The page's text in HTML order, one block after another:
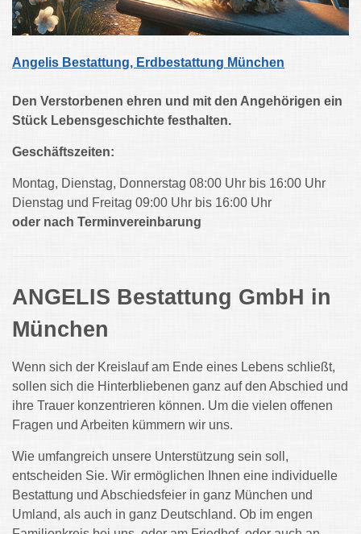
Angelis Bestattung, Erdbestattung München
Den Verstorbenen ehren und mit den Angehörigen ein
Stück Lebensgeschichte festhalten.
Geschäftszeiten:
Montag, Dienstag, Donnerstag 08:00 Uhr bis 16:00 Uhr
Dienstag und Freitag 09:00 Uhr bis 16:00 Uhr
oder nach Terminvereinbarung
ANGELIS Bestattung GmbH in
München
Wenn sich der Kreislauf am Ende eines Lebens schließt,
sollen sich die Hinterbliebenen ganz auf den Abschied und
ihre Trauer konzentrieren können. Um die vielen offenen
Fragen und Arbeiten kümmern wir uns.
Wie umfangreich unsere Unterstützung sein soll,
entscheiden Sie. Wir ermöglichen Ihnen eine individuelle
Bestattung und Abschiedsfeier in ganz München und
Umland, als auch in ganz Deutschland. Ob im engen